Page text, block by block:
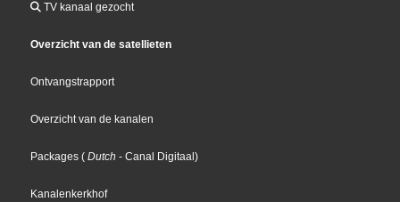
TV kanaal gezocht
Overzicht van de satellieten
Ontvangstrapport
Overzicht van de kanalen
Packages ( Dutch - Canal Digitaal)
Kanalenkerkhof